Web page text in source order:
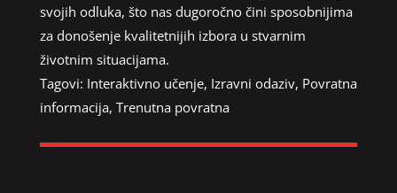
svojih odluka, što nas dugoročno čini sposobnijima
za donošenje kvalitetnijih izbora u stvarnim
životnim situacijama.
Tagovi: Interaktivno učenje, Izravni odaziv, Povratna
informacija, Trenutna povratna